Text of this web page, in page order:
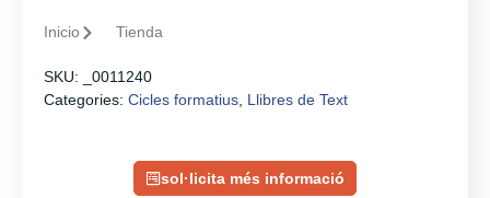
Inicio Tienda
SKU:
_0011240
Categories: Cicles formatius Llibres de Text
sol·licita més informació